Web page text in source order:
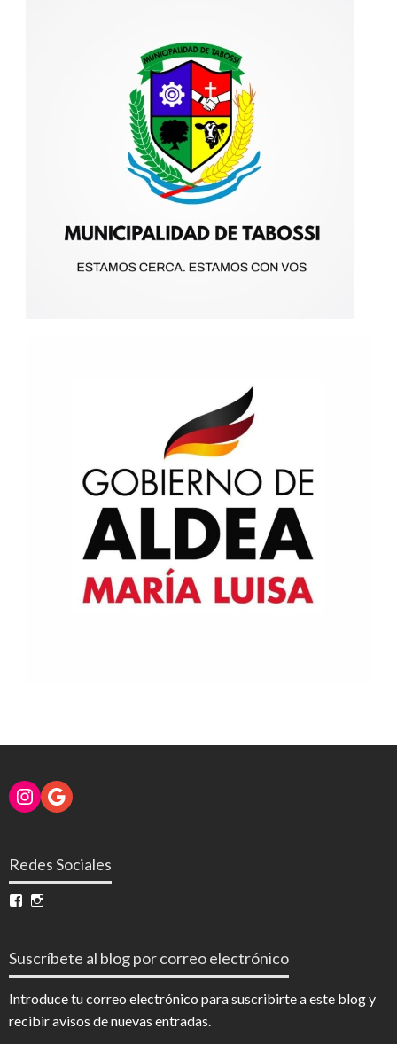
Instagram
Google
Redes Sociales
Ver
en en
Suscríbete al blog por correo electrónico
Introduce tu correo electrónico para suscribirte a este blog y
recibir avisos de nuevas entradas.